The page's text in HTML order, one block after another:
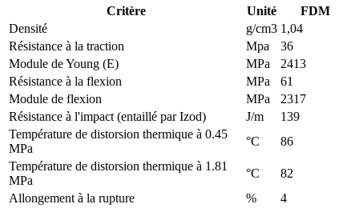
Critère
Unité
FDM
Densité
g/cm3 1,04
Résistance à la traction
Mpa
36
Module de Young (E)
MPa
2413
Résistance à la flexion
MPa
61
Module de flexion
MPa
2317
Résistance à l'impact (entaillé par Izod)
J/m
139
Température de distorsion thermique à 0.45
MPa
°C
86
Température de distorsion thermique à 1.81
MPa
°C
82
Allongement à la rupture
%
4